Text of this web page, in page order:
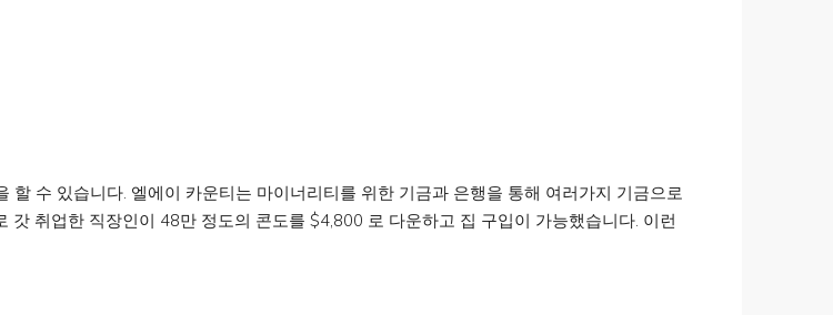
수 있습니다. 엘에이 카운티는 마이너리티를 위한 기금과 은행을 통해 여러가지 기금으로
취업한 직장인이 48만 정도의 콘도를 $4,800 로 다운하고 집 구입이 가능했습니다. 이런